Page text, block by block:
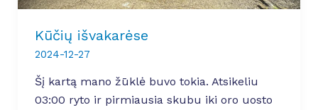
Kūčių išvakarėse
2024-12-27
Šį kartą mano žūklė buvo tokia. Atsikeliu
03:00 ryto ir pirmiausia skubu iki oro uosto